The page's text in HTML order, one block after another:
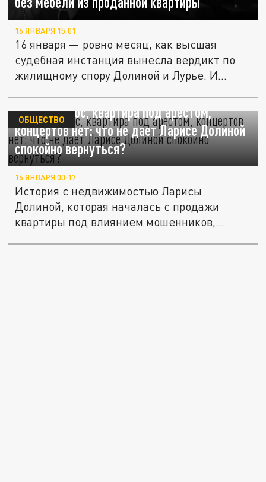
16 ЯНВАРЯ 15:01
16 января — ровно месяц, как высшая
судебная инстанция вынесла вердикт по
жилищному спору Долиной и Лурье. И...
Дом под снос, квартира под арестом,
концертов нет: что не дает Ларисе Долиной
спокойно вернуться?
ОБЩЕСТВО
16 ЯНВАРЯ 00:17
История с недвижимостью Ларисы
Долиной, которая началась с продажи
квартиры под влиянием мошенников,...